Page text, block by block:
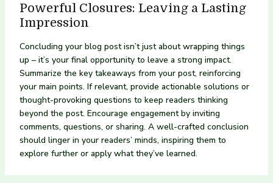
Powerful Closures: Leaving a Lasting
Impression
Concluding your blog post isn’t just about wrapping things
up – it’s your final opportunity to leave a strong impact.
Summarize the key takeaways from your post, reinforcing
your main points. If relevant, provide actionable solutions or
thought-provoking questions to keep readers thinking
beyond the post. Encourage engagement by inviting
comments, questions, or sharing. A well-crafted conclusion
should linger in your readers’ minds, inspiring them to
explore further or apply what they’ve learned.